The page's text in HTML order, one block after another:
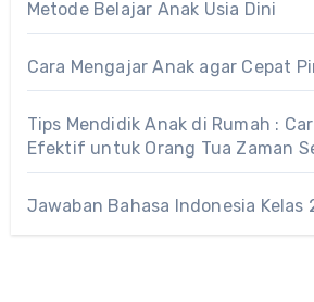
Metode Belajar Anak Usia Dini
Cara Mengajar Anak agar Cepat
Tips Mendidik Anak di Rumah :
Efektif untuk Orang Tua Zaman
Jawaban Bahasa Indonesia Kelas